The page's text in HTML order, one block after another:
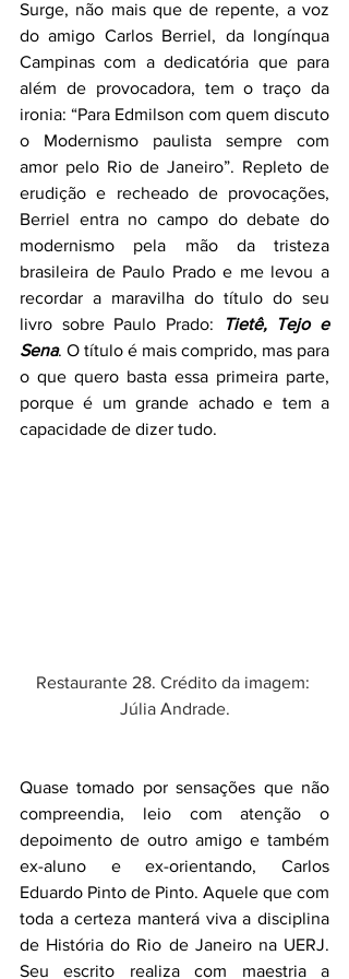
Surge, não mais que de repente, a voz
do amigo Carlos Berriel, da longínqua
Campinas com a dedicatória que para
além de provocadora, tem o traço da
ironia: “Para Edmilson com quem discuto
o Modernismo paulista sempre com
amor pelo Rio de Janeiro”. Repleto de
erudição e recheado de provocações,
Berriel entra no campo do debate do
modernismo pela mão da tristeza
brasileira de Paulo Prado e me levou a
recordar a maravilha do título do seu
livro sobre Paulo Prado:
Tietê, Tejo e
Sena. O título é mais comprido, mas para
o que quero basta essa primeira parte,
porque é um grande achado e tem a
capacidade de dizer tudo.
Restaurante 28. Crédito da imagem:
Júlia Andrade.
Quase tomado por sensações que não
compreendia, leio com atenção o
depoimento de outro amigo e também
ex-aluno e ex-orientando, Carlos
Eduardo Pinto de Pinto. Aquele que com
toda a certeza manterá viva a disciplina
de História do Rio de Janeiro na UERJ.
Seu escrito realiza com maestria a